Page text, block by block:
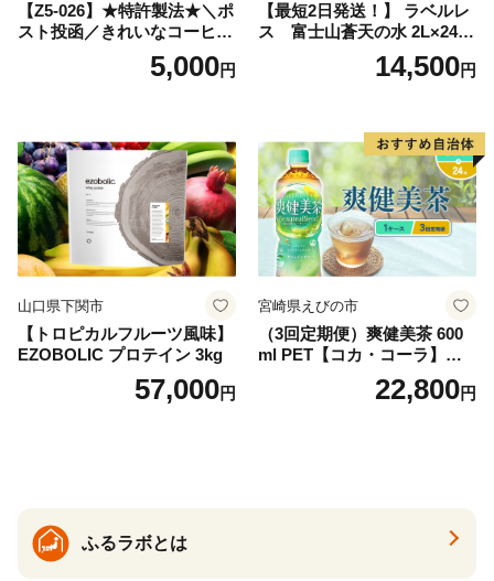
【Z5-026】★特許製法★＼ポ
スト投函／きれいなコーヒー
ドリップバッグ9種セット(18
袋)ゆうパケットでお届け！
5,000円
【最短2日発送！】 ラベルレ
ス 富士山蒼天の水 2L×24本
（4ケース）※離島不可 天然
水 ミネラルウォーター 水 ペ
産 シリカ ミネラル 美容 備蓄
防災 長期保存 富士山 山梨県
忍野村
14,500円
山口県下関市
【トロピカルフルーツ風味】
EZOBOLIC プロテイン 3kg
57,000円
宮崎県えびの市
（3回定期便）爽健美茶 600
ml PET【コカ・コーラ】ペ
ットボトル 1ケース(24本) 定
期便 3回(72本) セット お茶
22,800円
ふるラボとは